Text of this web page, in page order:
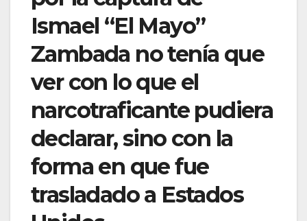
Ismael “El Mayo”
Zambada no tenía que
ver con lo que el
narcotraficante pudiera
declarar, sino con la
forma en que fue
trasladado a Estados